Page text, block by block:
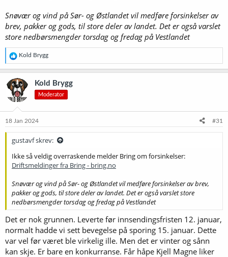
Snøvær og vind på Sør- og Østlandet vil medføre forsinkelser av
brev, pakker og gods, til store deler av landet. Det er også varslet
store nedbørsmengder torsdag og fredag på Vestlandet
R
e
a
k
s
j
o
e
Kold Brygg
Kold Brygg
Moderator
18 Jan 2024 #31
gustavf skrev:
Ikke så veldig overraskende melder Bring om forsinkelser:
Driftsmeldinger fra Bring - bring.no
Snøvær og vind på Sør- og Østlandet vil medføre forsinkelser av brev,
pakker og gods, til store deler av landet. Det er også varslet store
nedbørsmengder torsdag og fredag på Vestlandet
Det er nok grunnen. Leverte før innsendingsfristen 12. januar,
normalt hadde vi sett bevegelse på sporing 15. januar. Dette
var vel før været ble virkelig ille. Men det er vinter og sånn
kan skje. Er bare en konkurranse. Får håpe Kjell Magne liker